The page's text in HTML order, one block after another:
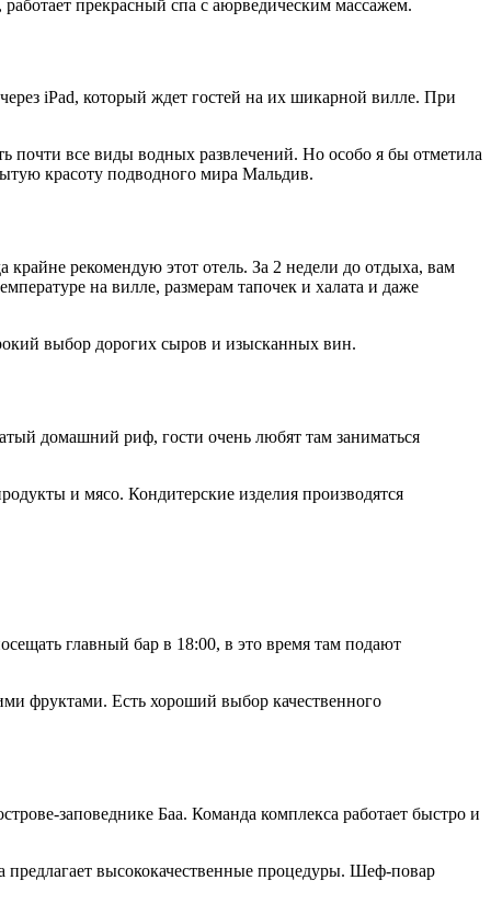
прекрасный спа с аюрведическим массажем.
iPad, который ждет гостей на их шикарной вилле. При
почти все виды водных развлечений. Но особо я бы отметила
красоту подводного мира Мальдив.
крайне рекомендую этот отель. За 2 недели до отдыха, вам
на вилле, размерам тапочек и халата и даже
выбор дорогих сыров и изысканных вин.
домашний риф, гости очень любят там заниматься
и мясо. Кондитерские изделия производятся
главный бар в 18:00, в это время там подают
фруктами. Есть хороший выбор качественного
заповеднике Баа. Команда комплекса работает быстро и
предлагает высококачественные процедуры. Шеф-повар